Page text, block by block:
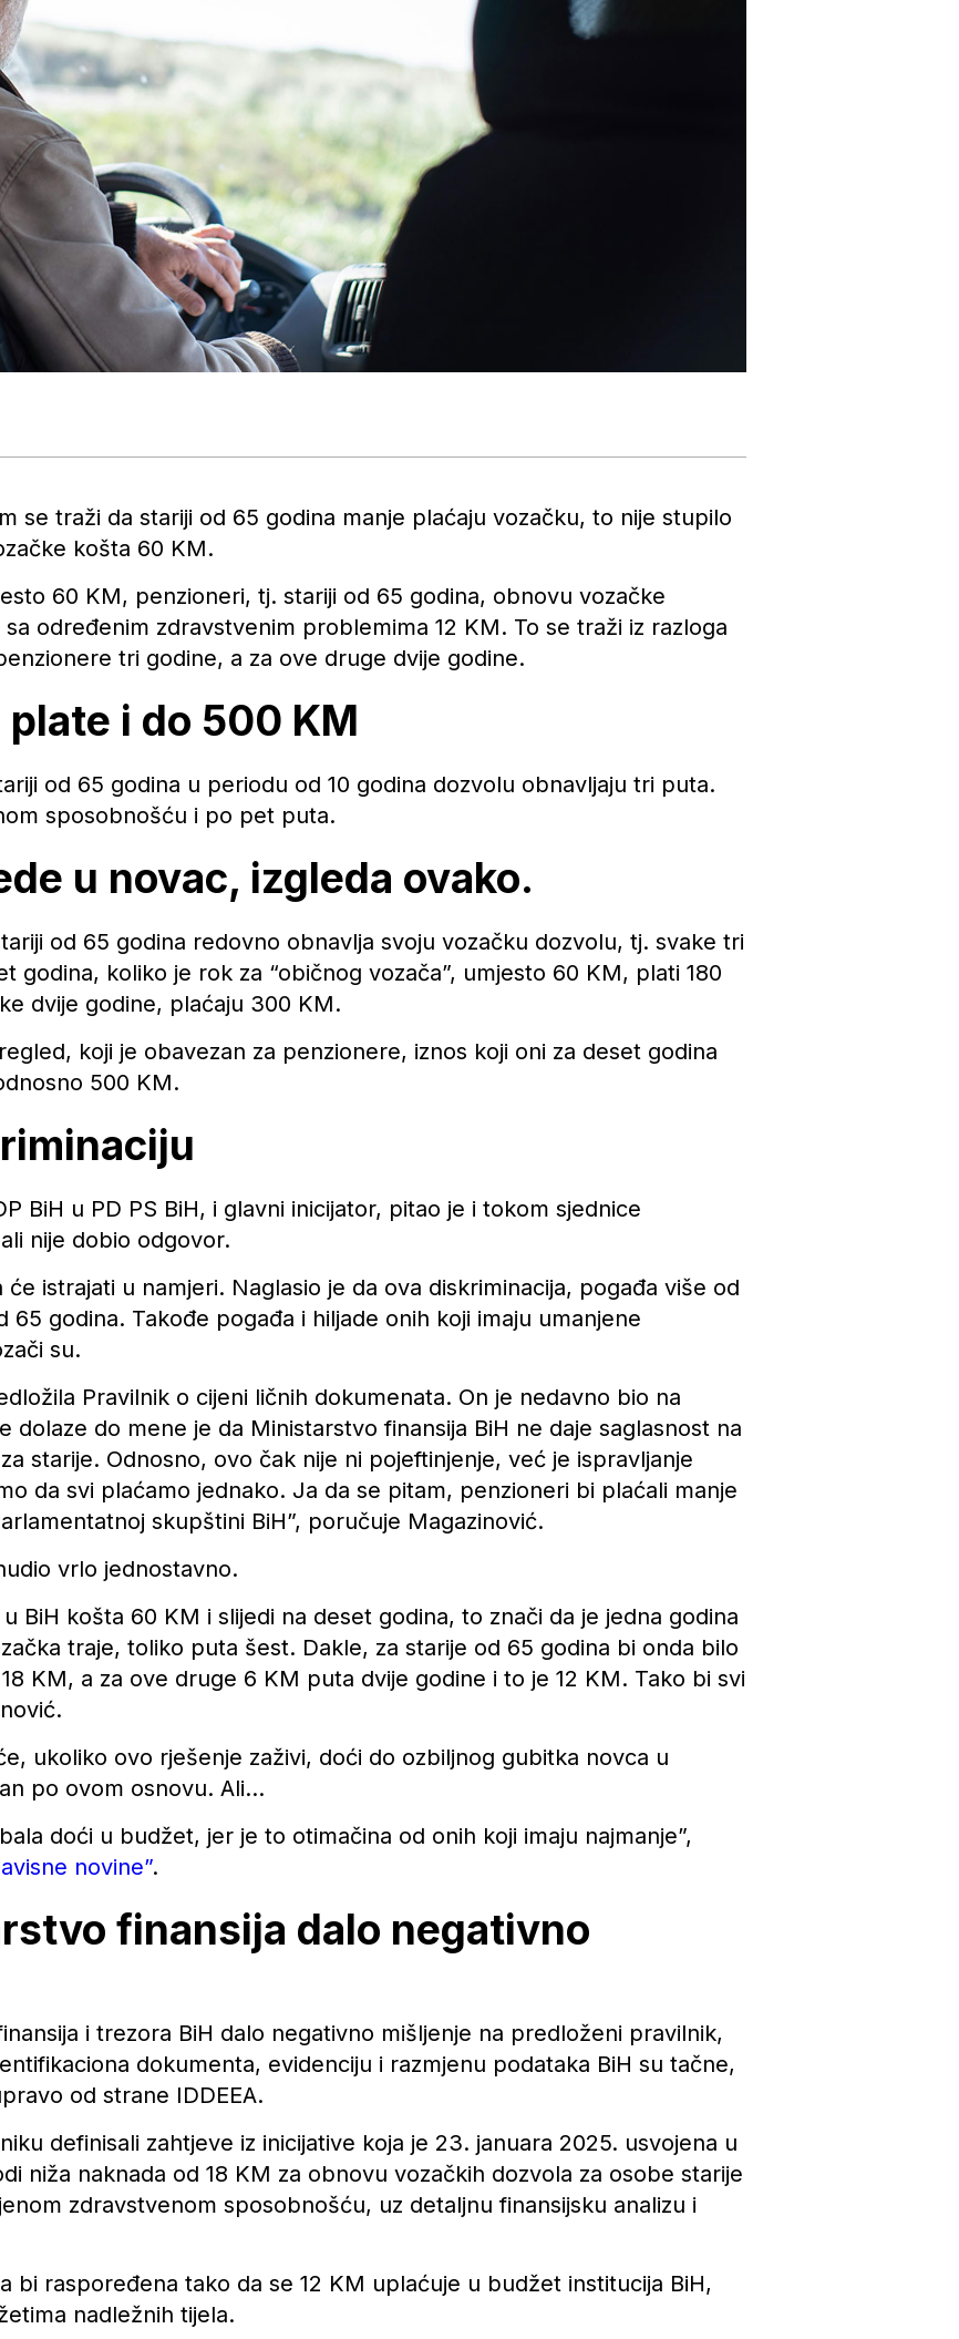
se traži da stariji od 65 godina manje plaćaju vozačku, to nije stupilo
košta 60 KM.
60 KM, penzioneri, tj. stariji od 65 godina, obnovu vozačke
određenim zdravstvenim problemima 12 KM. To se traži iz razloga
tri godine, a za ove druge dvije godine.
i do 500 KM
od 65 godina u periodu od 10 godina dozvolu obnavljaju tri puta.
sposobnošću i po pet puta.
u novac, izgleda ovako.
od 65 godina redovno obnavlja svoju vozačku dozvolu, tj. svake tri
godina, koliko je rok za “običnog vozača”, umjesto 60 KM, plati 180
dvije godine, plaćaju 300 KM.
koji je obavezan za penzionere, iznos koji oni za deset godina
500 KM.
BiH u PD PS BiH, i glavni inicijator, pitao je i tokom sjednice
nije dobio odgovor.
istrajati u namjeri. Naglasio je da ova diskriminacija, pogađa više od
65 godina. Takođe pogađa i hiljade onih koji imaju umanjene
su.
Pravilnik o cijeni ličnih dokumenata. On je nedavno bio na
dolaze do mene je da Ministarstvo finansija BiH ne daje saglasnost na
starije. Odnosno, ovo čak nije ni pojeftinjenje, već je ispravljanje
da svi plaćamo jednako. Ja da se pitam, penzioneri bi plaćali manje
skupštini BiH”, poručuje Magazinović.
vrlo jednostavno.
BiH košta 60 KM i slijedi na deset godina, to znači da je jedna godina
traje, toliko puta šest. Dakle, za starije od 65 godina bi onda bilo
KM, a za ove druge 6 KM puta dvije godine i to je 12 KM. Tako bi svi
ukoliko ovo rješenje zaživi, doći do ozbiljnog gubitka novca u
po ovom osnovu. Ali…
doći u budžet, jer je to otimačina od onih koji imaju najmanje”,
novine”.
finansija dalo negativno
i trezora BiH dalo negativno mišljenje na predloženi pravilnik,
dokumenta, evidenciju i razmjenu podataka BiH su tačne,
od strane IDDEEA.
definisali zahtjeve iz inicijative koja je 23. januara 2025. usvojena u
niža naknada od 18 KM za obnovu vozačkih dozvola za osobe starije
zdravstvenom sposobnošću, uz detaljnu finansijsku analizu i
bi raspoređena tako da se 12 KM uplaćuje u budžet institucija BiH,
nadležnih tijela.